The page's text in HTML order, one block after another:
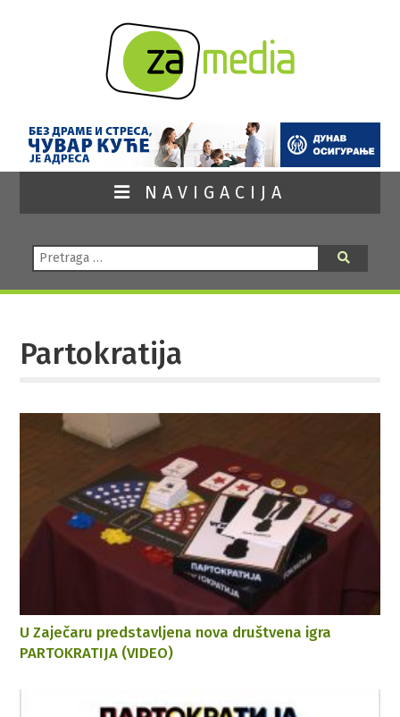
NAVIGACIJA
Pretraga:
Partokratija
U Zaječaru predstavljena nova društvena igra
PARTOKRATIJA (VIDEO)